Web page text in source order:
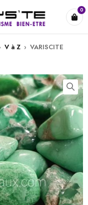
0
V à Z › VARISCITE